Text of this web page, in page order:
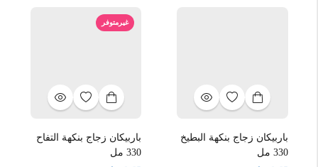
باربيكان زجاج بنكهة البطيخ
330 مل
غيرمتوفر
باربيكان زجاج بنكهة التفاح
330 مل